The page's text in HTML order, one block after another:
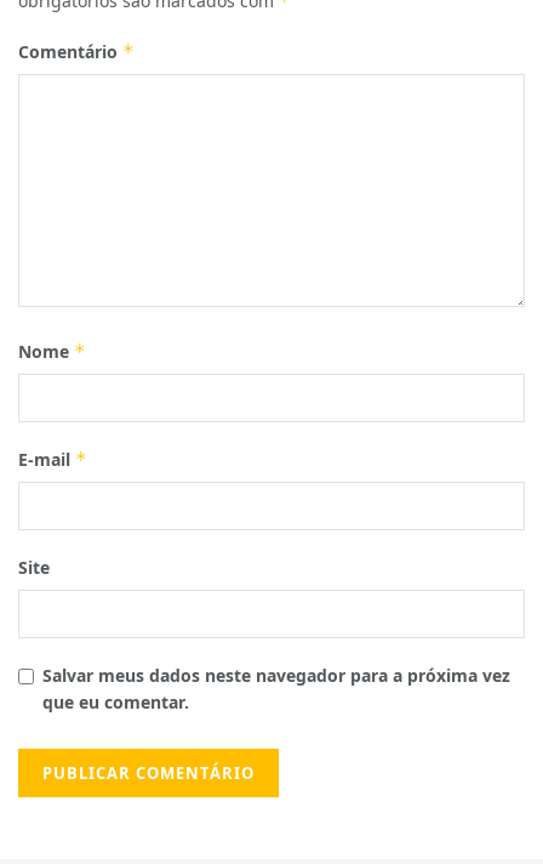
Comentário *
Nome *
E-mail *
Site
Salvar meus dados neste navegador para a próxima vez
que eu comentar.